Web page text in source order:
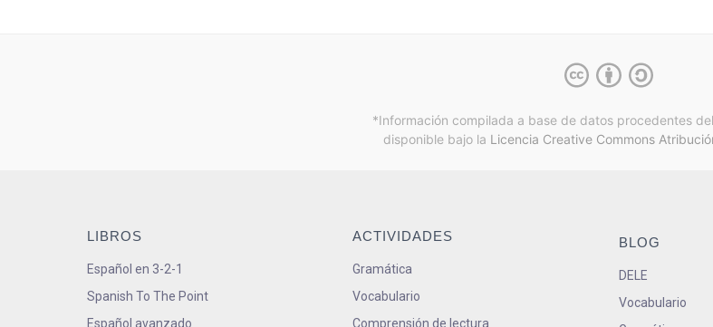
*Información compilada a base de datos procedentes
disponible bajo la Licencia Creative Commons
LIBROS
Español en 3-2-1
Spanish To The Point
Español avanzado
ACTIVIDADES
Gramática
Vocabulario
Comprensión de lectura
BLOG
DELE
Vocabulario